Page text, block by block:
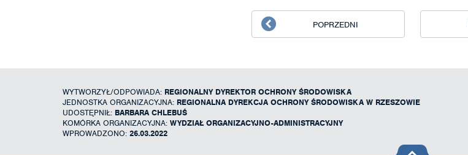
POPRZEDNI
WYTWORZYŁ/ODPOWIADA: REGIONALNY DYREKTOR OCHRONY ŚRODOWISKA
JEDNOSTKA ORGANIZACYJNA: REGIONALNA DYREKCJA OCHRONY ŚRODOWISKA W RZESZOWIE
UDOSTĘPNIŁ: BARBARA CHLEBUŚ
KOMÓRKA ORGANIZACYJNA: WYDZIAŁ ORGANIZACYJNO-ADMINISTRACYJNY
WPROWADZONO: 26.03.2022